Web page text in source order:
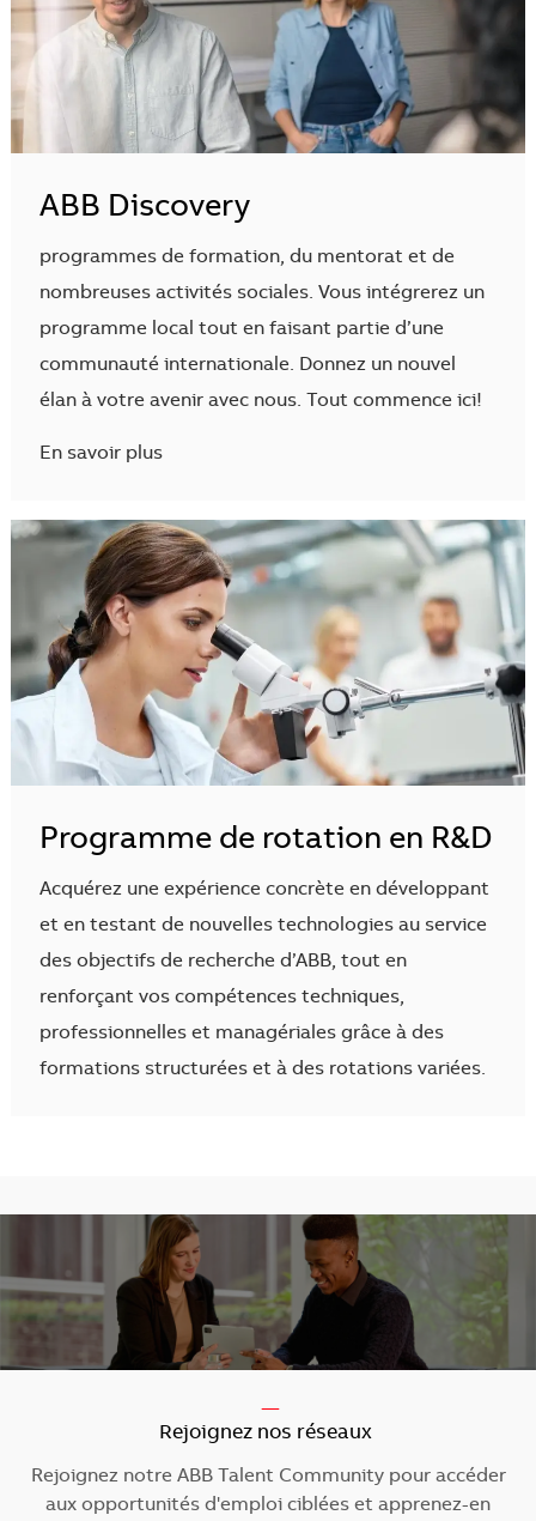
ABB Discovery
programmes de formation, du mentorat et de
nombreuses activités sociales. Vous intégrerez un
programme local tout en faisant partie d’une
communauté internationale. Donnez un nouvel
élan à votre avenir avec nous. Tout commence ici!
En savoir plus
Programme de rotation en R&D
Acquérez une expérience concrète en développant
et en testant de nouvelles technologies au service
des objectifs de recherche d’ABB, tout en
renforçant vos compétences techniques,
professionnelles et managériales grâce à des
formations structurées et à des rotations variées.
-----
Rejoignez nos réseaux
Rejoignez notre ABB Talent Community pour accéder
aux opportunités d'emploi ciblées et apprenez-en